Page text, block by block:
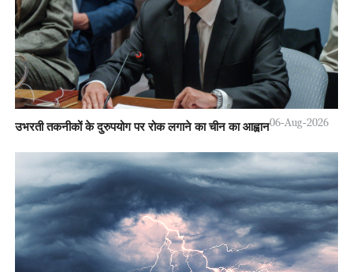
उभरती तकनीकों के दुरुपयोग पर रोक लगाने का चीन का आह्वान06-Aug-2026